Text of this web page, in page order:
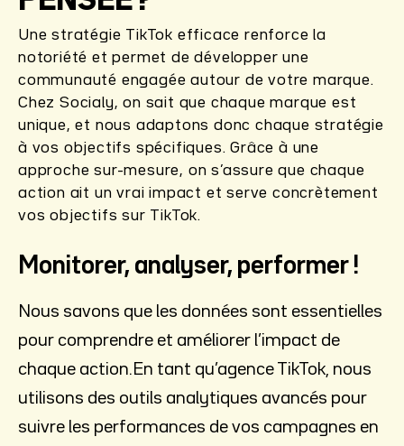
Une stratégie TikTok efficace renforce la
notoriété et permet de développer une
communauté engagée autour de votre marque.
Chez Socialy, on sait que chaque marque est
unique, et nous adaptons donc chaque stratégie
à vos objectifs spécifiques. Grâce à une
approche sur-mesure, on s’assure que chaque
action ait un vrai impact et serve concrètement
vos objectifs sur TikTok.
Monitorer, analyser, performer !
Nous savons que les données sont essentielles
pour comprendre et améliorer l’impact de
chaque action.En tant qu’agence TikTok, nous
utilisons des outils analytiques avancés pour
suivre les performances de vos campagnes en